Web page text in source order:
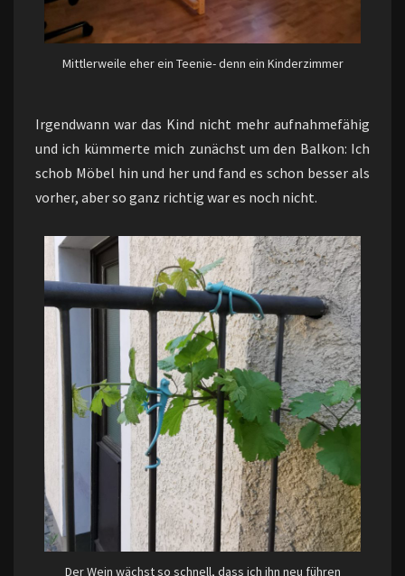
Mittlerweile eher ein Teenie- denn ein Kinderzimmer
Irgendwann war das Kind nicht mehr aufnahmefähig
und ich kümmerte mich zunächst um den Balkon: Ich
schob Möbel hin und her und fand es schon besser als
vorher, aber so ganz richtig war es noch nicht.
Der Wein wächst so schnell, dass ich ihn neu führen